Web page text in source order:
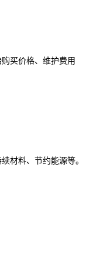
买价格、维护费用
材料、节约能源等。